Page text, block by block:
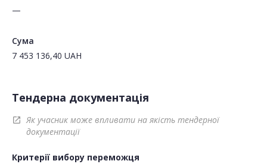
—
Сума
7 453 136,40 UAH
Тендерна документація
open_in_new
Як учасник може впливати на якість тендерної
документації
Критерії вибору переможця